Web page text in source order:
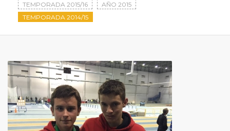
TEMPORADA 2015/16
AÑO 2015
TEMPORADA 2014/15